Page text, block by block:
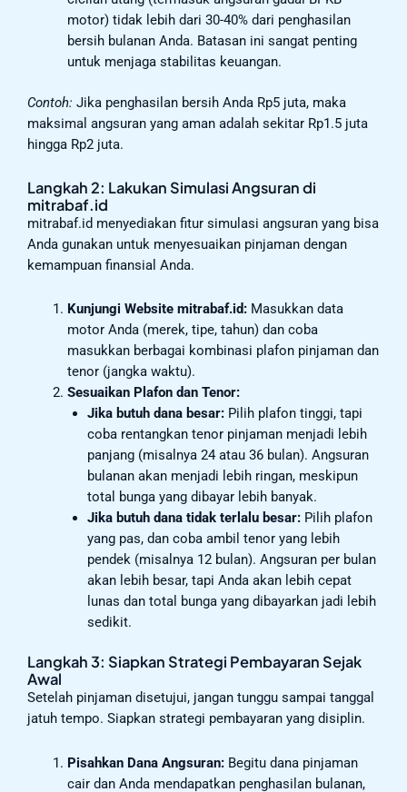
motor) tidak lebih dari 30-40% dari penghasilan
bersih bulanan Anda. Batasan ini sangat penting
untuk menjaga stabilitas keuangan.
Contoh: Jika penghasilan bersih Anda Rp5 juta, maka
maksimal angsuran yang aman adalah sekitar Rp1.5 juta
hingga Rp2 juta.
Langkah 2: Lakukan Simulasi Angsuran di
mitrabaf.id
mitrabaf.id menyediakan fitur simulasi angsuran yang bisa
Anda gunakan untuk menyesuaikan pinjaman dengan
kemampuan finansial Anda.
Kunjungi Website mitrabaf.id:Masukkan data
motor Anda (merek, tipe, tahun) dan coba
masukkan berbagai kombinasi plafon pinjaman dan
tenor (jangka waktu).
Sesuaikan Plafon dan Tenor:
Jika butuh dana besar:Pilih plafon tinggi, tapi
coba rentangkan tenor pinjaman menjadi lebih
panjang (misalnya 24 atau 36 bulan). Angsuran
bulanan akan menjadi lebih ringan, meskipun
total bunga yang dibayar lebih banyak.
Jika butuh dana tidak terlalu besar:Pilih plafon
yang pas, dan coba ambil tenor yang lebih
pendek (misalnya 12 bulan). Angsuran per bulan
akan lebih besar, tapi Anda akan lebih cepat
lunas dan total bunga yang dibayarkan jadi lebih
sedikit.
Langkah 3: Siapkan Strategi Pembayaran Sejak
Awal
Setelah pinjaman disetujui, jangan tunggu sampai tanggal
jatuh tempo. Siapkan strategi pembayaran yang disiplin.
Pisahkan Dana Angsuran:Begitu dana pinjaman
cair dan Anda mendapatkan penghasilan bulanan,